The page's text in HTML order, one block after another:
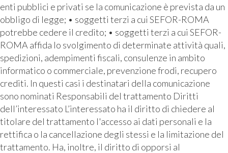
enti pubblici e privati se la comunicazione è prevista da un
obbligo di legge; • soggetti terzi a cui SEFOR-ROMA
potrebbe cedere il credito; • soggetti terzi a cui SEFOR-
ROMA affida lo svolgimento di determinate attività quali,
spedizioni, adempimenti fiscali, consulenze in ambito
informatico o commerciale, prevenzione frodi, recupero
crediti. In questi casi i destinatari della comunicazione
sono nominati Responsabili del trattamento Diritti
dell’interessato L’interessato ha il diritto di chiedere al
titolare del trattamento l'accesso ai dati personali e la
rettifica o la cancellazione degli stessi e la limitazione del
trattamento. Ha, inoltre, il diritto di opporsi al